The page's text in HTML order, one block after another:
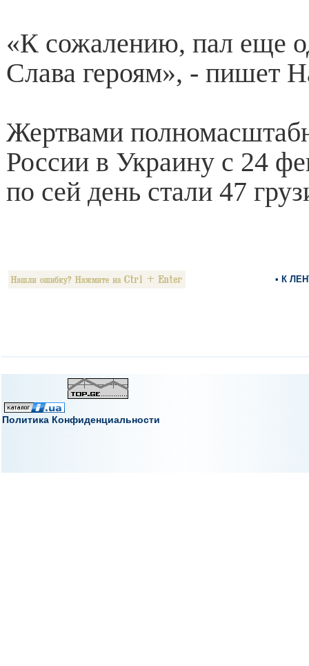
«К сожалению, пал еще
Слава героям», - пишет
Жертвами
России в Украину с 24
по сей день стали 47
• К
Политика Конфиденциальности